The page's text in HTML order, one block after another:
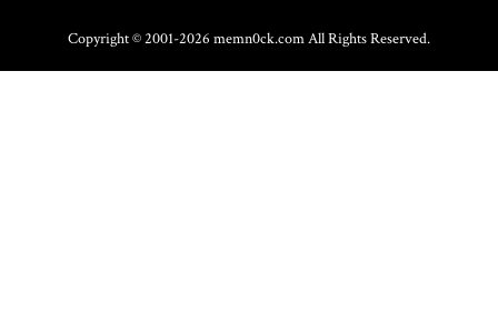
Copyright © 2001-2026 memn0ck.com All Rights Reserved.